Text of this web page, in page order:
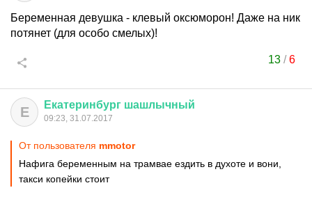
Беременная девушка - клевый оксюморон! Даже на ник
потянет (для особо смелых)!
13 /6
Е Екатеринбург шашлычный
09:23, 31.07.2017
От пользователя mmotor
Нафига беременным на трамвае ездить в духоте и вони,
такси копейки стоит